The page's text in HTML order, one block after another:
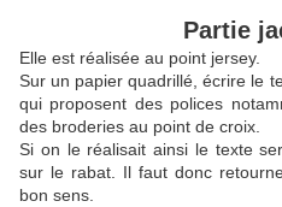
Partie
Elle est réalisée au point jersey.
Sur un papier quadrillé, écrire le
qui proposent des polices
des broderies au point de croix.
Si on le réalisait ainsi le texte
sur le rabat. Il faut donc
bon sens.